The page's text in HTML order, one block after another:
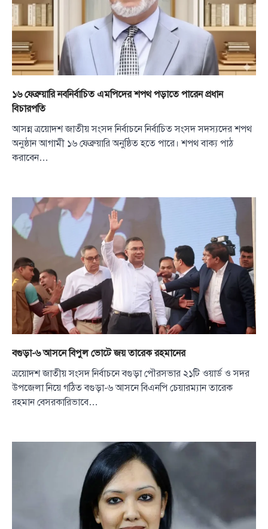
১৬ ফেব্রুয়ারি নবনির্বাচিত এমপিদের শপথ পড়াতে পারেন প্রধান
বিচারপতি
আসন্ন ত্রয়োদশ জাতীয় সংসদ নির্বাচনে নির্বাচিত সংসদ সদস্যদের শপথ
অনুষ্ঠান আগামী ১৬ ফেব্রুয়ারি অনুষ্ঠিত হতে পারে। শপথ বাক্য পাঠ
করাবেন…
বগুড়া-৬ আসনে বিপুল ভোটে জয় তারেক রহমানের
ত্রয়োদশ জাতীয় সংসদ নির্বাচনে বগুড়া পৌরসভার ২১টি ওয়ার্ড ও সদর
উপজেলা নিয়ে গঠিত বগুড়া-৬ আসনে বিএনপি চেয়ারম্যান তারেক
রহমান বেসরকারিভাবে…